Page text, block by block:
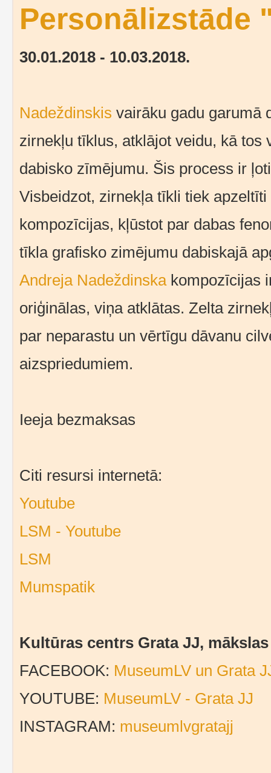
Personālizstāde
30.01.2018 - 10.03.2018.
Nadeždinskis vairāku gadu garumā
zirnekļu tīklus, atklājot veidu, kā tos
dabisko zīmējumu. Šis process ir
Visbeidzot, zirnekļa tīkli tiek
kompozīcijas, kļūstot par dabas
tīkla grafisko zimējumu dabiskajā
Andreja Nadeždinskakompozīcijas
oriģinālas, viņa atklātas. Zelta
par neparastu un vērtīgu dāvanu
aizspriedumiem.
Ieeja bezmaksas
Citi resursi internetā:
Youtube
LSM - Youtube
LSM
Mumspatik
Kultūras centrs Grata JJ,
FACEBOOK: MuseumLV un Grata
YOUTUBE: MuseumLV - Grata JJ
INSTAGRAM: museumlvgratajj